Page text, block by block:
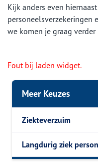
Kijk anders even
personeelsverzekeringen
we komen je graag verder
Fout bij laden widget.
Meer Keuzes
Ziekteverzuim
Langdurig ziek